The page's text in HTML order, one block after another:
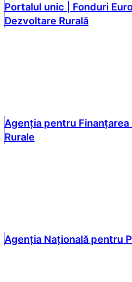
Portalul unic | Fonduri
Dezvoltare Rurală
Agenția pentru
Rurale
Agenția Națională pentru